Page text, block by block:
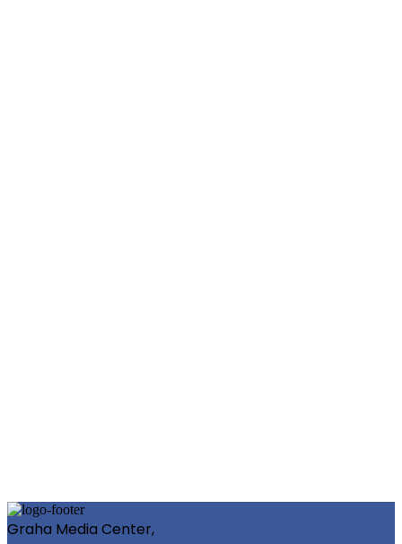
Graha Media Center,